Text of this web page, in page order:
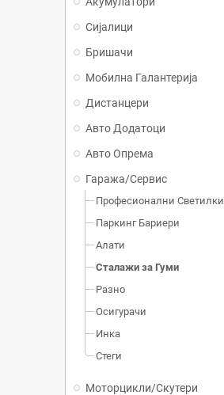
Сијалици
Бришачи
Мобилна Галантерија
Дистанцери
Авто Додатоци
Авто Опрема
Гаража/Сервис
Професионални Светилки
Паркинг Бариери
Алати
Сталажи за Гуми
Разно
Осигурачи
Инка
Стеги
Моторцикли/Скутери